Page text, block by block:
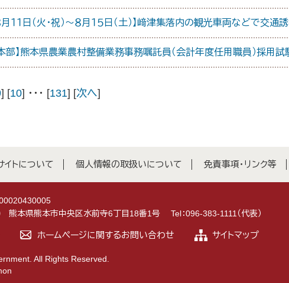
月１１日（火・祝）～８月１５日（土）】﨑津集落内の観光車両などで交
部】熊本県農業農村整備業務事務嘱託員（会計年度任用職員）採用
] [10] ･･･ [131] [次へ]
イトについて 個人情報の取扱いについて 免責事項・リンク等
熊本県熊本市中央区水前寺6丁目18番1号
Tel：096-383-1111（代表）
ホームページに関するお問い合わせ サイトマップ
All Rights Reserved.